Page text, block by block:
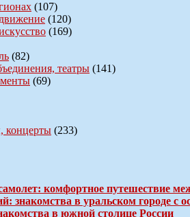
(107)
(120)
(169)
(82)
театры (141)
(69)
концерты (233)
комфортное путешествие
знакомства в уральском городе с
в южной столице России